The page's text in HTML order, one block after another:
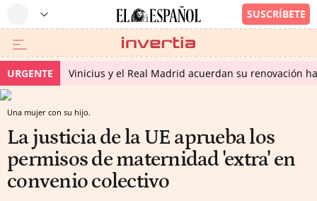
URGENTE Vinicius y el Real Madrid acuerdan su renovación
Una mujer con su hijo.
La justicia de la UE aprueba los
permisos de maternidad 'extra' en
convenio colectivo